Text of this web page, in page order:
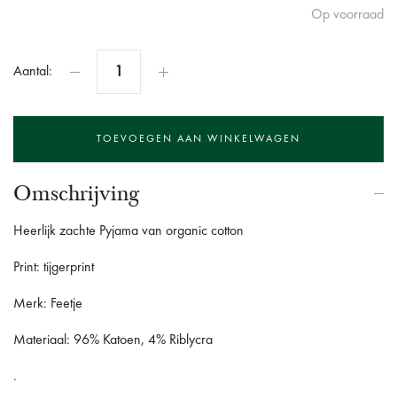
Op voorraad
Aantal:
Omschrijving
Heerlijk zachte Pyjama van organic cotton
Print: tijgerprint
Merk: Feetje
Materiaal: 96% Katoen, 4% Riblycra
.